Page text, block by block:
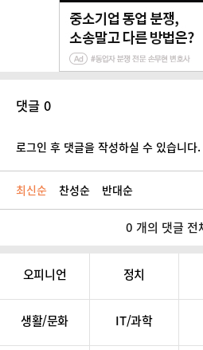
댓글 0
로그인 후 댓글을 작성하실 수 있습니다.
최신순 찬성순 반대순
0 개의 댓글 전
오피니언 정치
생활/문화 IT/과학